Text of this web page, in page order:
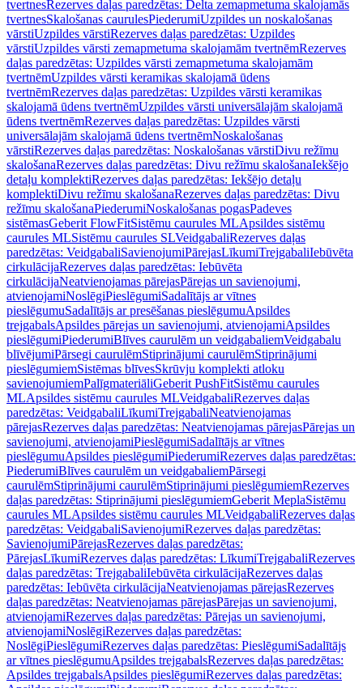
tvertnesRezerves daļas paredzētas: Delta zemapmetuma skalojamās
tvertnesSkalošanas caurulesPiederumiUzpildes un noskalošanas
vārstiUzpildes vārstiRezerves daļas paredzētas: Uzpildes
vārstiUzpildes vārsti zemapmetuma skalojamām tvertnēmRezerves
daļas paredzētas: Uzpildes vārsti zemapmetuma skalojamām
tvertnēmUzpildes vārsti keramikas skalojamā ūdens
tvertnēmRezerves daļas paredzētas: Uzpildes vārsti keramikas
skalojamā ūdens tvertnēmUzpildes vārsti universālajām skalojamā
ūdens tvertnēmRezerves daļas paredzētas: Uzpildes vārsti
universālajām skalojamā ūdens tvertnēmNoskalošanas
vārstiRezerves daļas paredzētas: Noskalošanas vārstiDivu režīmu
skalošanaRezerves daļas paredzētas: Divu režīmu skalošanaIekšējo
detaļu komplektiRezerves daļas paredzētas: Iekšējo detaļu
komplektiDivu režīmu skalošanaRezerves daļas paredzētas: Divu
režīmu skalošanaPiederumiNoskalošanas pogasPadeves
sistēmasGeberit FlowFitSistēmu caurules MLApsildes sistēmu
caurules MLSistēmu caurules SLVeidgabaliRezerves daļas
paredzētas: VeidgabaliSavienojumiPārejasLīkumiTrejgabaliIebūvēta
cirkulācijaRezerves daļas paredzētas: Iebūvēta
cirkulācijaNeatvienojamas pārejasPārejas un savienojumi,
atvienojamiNoslēgiPieslēgumiSadalītājs ar vītnes
pieslēgumuSadalītājs ar presēšanas pieslēgumuApsildes
trejgabalsApsildes pārejas un savienojumi, atvienojamiApsildes
pieslēgumiPiederumiBlīves caurulēm un veidgabaliemVeidgabalu
blīvējumiPārsegi caurulēmStiprinājumi caurulēmStiprinājumi
pieslēgumiemSistēmas blīvesSkrūvju komplekti atloku
savienojumiemPalīgmateriāliGeberit PushFitSistēmu caurules
MLApsildes sistēmu caurules MLVeidgabaliRezerves daļas
paredzētas: VeidgabaliLīkumiTrejgabaliNeatvienojamas
pārejasRezerves daļas paredzētas: Neatvienojamas pārejasPārejas un
savienojumi, atvienojamiPieslēgumiSadalītājs ar vītnes
pieslēgumuApsildes pieslēgumiPiederumiRezerves daļas paredzētas:
PiederumiBlīves caurulēm un veidgabaliemPārsegi
caurulēmStiprinājumi caurulēmStiprinājumi pieslēgumiemRezerves
daļas paredzētas: Stiprinājumi pieslēgumiemGeberit MeplaSistēmu
caurules MLApsildes sistēmu caurules MLVeidgabaliRezerves daļas
paredzētas: VeidgabaliSavienojumiRezerves daļas paredzētas:
SavienojumiPārejasRezerves daļas paredzētas:
PārejasLīkumiRezerves daļas paredzētas: LīkumiTrejgabaliRezerves
daļas paredzētas: TrejgabaliIebūvēta cirkulācijaRezerves daļas
paredzētas: Iebūvēta cirkulācijaNeatvienojamas pārejasRezerves
daļas paredzētas: Neatvienojamas pārejasPārejas un savienojumi,
atvienojamiRezerves daļas paredzētas: Pārejas un savienojumi,
atvienojamiNoslēgiRezerves daļas paredzētas:
NoslēgiPieslēgumiRezerves daļas paredzētas: PieslēgumiSadalītājs
ar vītnes pieslēgumuApsildes trejgabalsRezerves daļas paredzētas:
Apsildes trejgabalsApsildes pieslēgumiRezerves daļas paredzētas: